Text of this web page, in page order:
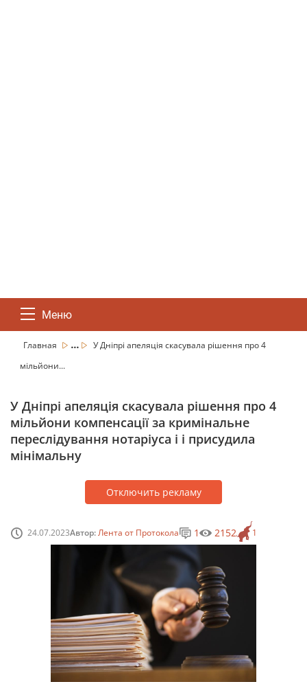
Меню
Главная ...
У Дніпрі апеляція скасувала рішення про 4
мільйони...
У Дніпрі апеляція скасувала рішення про 4
мільйони компенсації за кримінальне
переслідування нотаріуса і і присудила
мінімальну
Отключить рекламу
24.07.2023Автор:Лента от Протокола 1
1 2152